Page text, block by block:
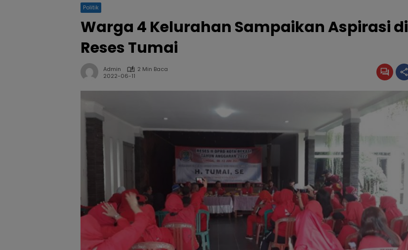
Politik
Warga 4 Kelurahan Sampaikan Aspirasi di
Reses Tumai
Admin
2 Min Baca
2022-06-11